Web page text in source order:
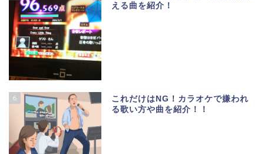
える曲を紹介！
6
これだけはNG！カラオケで嫌われ
る歌い方や曲を紹介！！